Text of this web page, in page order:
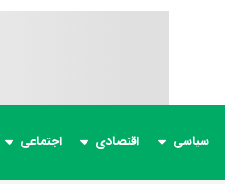
سیاسی اقتصادی اجتماعی